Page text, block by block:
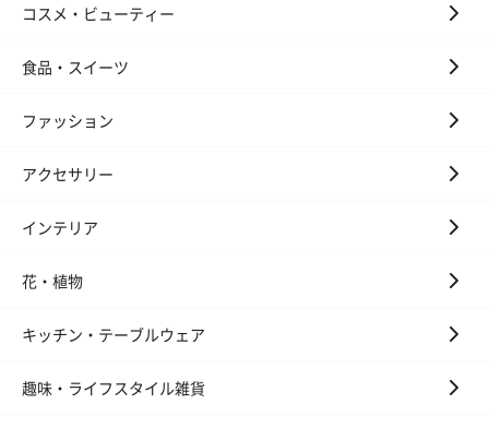
コスメ・ビューティー
食品・スイーツ
ファッション
アクセサリー
インテリア
花・植物
キッチン・テーブルウェア
趣味・ライフスタイル雑貨